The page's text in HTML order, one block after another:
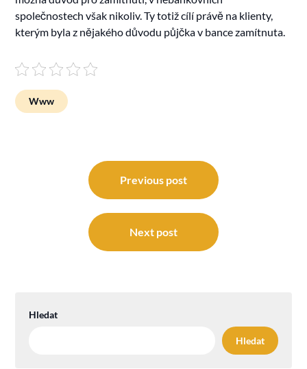
společnostech však nikoliv. Ty totiž cílí právě na klienty,
kterým byla z nějakého důvodu půjčka v bance zamítnuta.
Www
Previous post
Next post
Hledat
Hledat